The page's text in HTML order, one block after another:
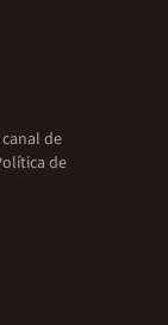
de
de